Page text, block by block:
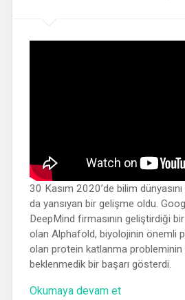
30 Kasım 2020’de bilim
da yansıyan bir gelişme oldu.
DeepMind firmasının geliştirdiği
olan Alphafold, biyolojinin önemli
olan protein katlanma
beklenmedik bir başarı gösterdi.
Okumaya devam et“Yapay